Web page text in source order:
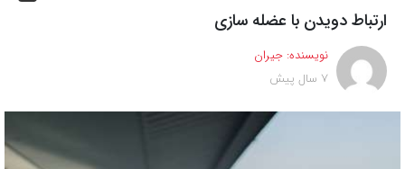
ارتباط دویدن با عضله سازی
نویسنده: جیران
7 سال پیش